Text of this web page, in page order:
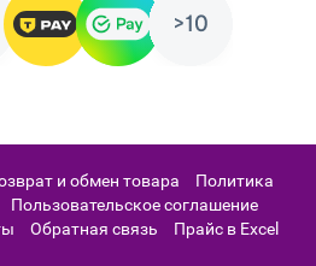
и обмен товара
Политика
Пользовательское соглашение
Обратная связь Прайс в Excel